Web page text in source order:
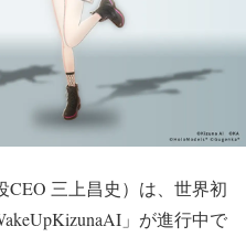
CEO 三上昌史）は、世界初
」が進行中で